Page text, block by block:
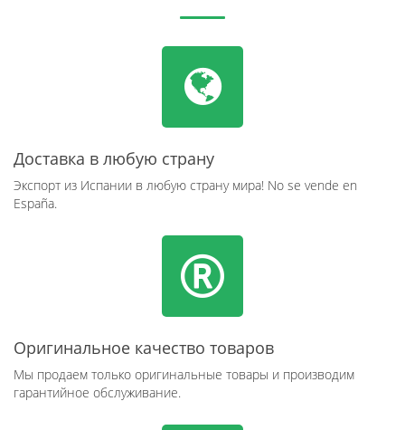
Доставка в любую страну
Экспорт из Испании в любую страну мира! No se vende en
España.
Оригинальное качество товаров
Мы продаем только оригинальные товары и производим
гарантийное обслуживание.